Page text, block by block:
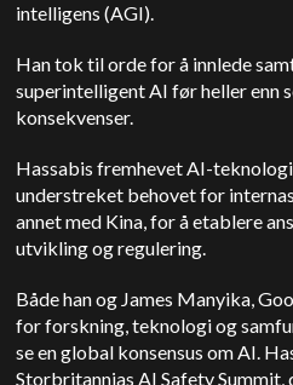
intelligens (AGI).
Han tok til orde for å innlede
superintelligent AI før heller enn
konsekvenser.
Hassabis fremhevet AI-
understreket behovet for
annet med Kina, for å etablere
utvikling og regulering.
Både han og James Manyika,
for forskning, teknologi og
se en global konsensus om AI.
Storbritannias AI Safety Summit,